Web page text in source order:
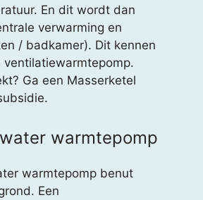
En dit wordt dan
verwarming en
/ badkamer). Dit kennen
ventilatiewarmtepomp.
Ga een Masserketel
warmtepomp
warmtepomp benut
Een